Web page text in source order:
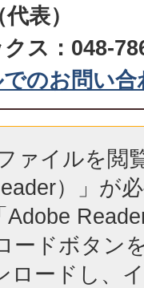
表）
ス：048-
のお問い
ァイルを閲
）」が
ードボタン
ロードし、